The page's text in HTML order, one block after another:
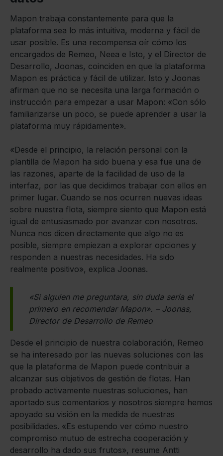
Mapon trabaja constantemente para que la
plataforma sea lo más intuitiva, moderna y fácil de
usar posible. Es una recompensa oír cómo los
encargados de Remeo, Neea e Isto, y el Director de
Desarrollo, Joonas, coinciden en que la plataforma
Mapon es práctica y fácil de utilizar. Isto y Joonas
afirman que no se necesita una larga formación o
instrucción para empezar a usar Mapon: «Con sólo
familiarizarse un poco, se puede aprender a usar la
plataforma muy rápidamente».
«Desde el principio, la relación personal con la
plantilla de Mapon ha sido buena y esa fue una de
las razones, aparte de la facilidad de uso de la
interfaz, por las que decidimos trabajar con ellos en
primer lugar. Cuando se nos ocurren nuevas ideas
sobre nuestra flota, siempre siento que Mapon está
igual de entusiasmado por avanzar con nosotros.
Nunca nos dicen directamente que algo no es
posible, siempre empiezan a explorar opciones y
responden a nuestras necesidades. Ha sido
realmente positivo», explica Joonas.
«Si alguien me preguntara, sin duda sería el
primero en recomendar Mapon». – Joonas,
Director de Desarrollo de Remeo
Desde el principio de nuestra colaboración, Remeo
se ha interesado por las nuevas soluciones con las
que la plataforma de Mapon puede contribuir a
alcanzar sus objetivos de gestión de flotas. Han
probado activamente nuestras soluciones, han
aportado sus comentarios y nosotros siempre hemos
apoyado su visión en la medida de nuestras
posibilidades. «Es estupendo ver cómo nuestro
compromiso mutuo de estrecha cooperación y
desarrollo ha dado sus frutos», resume Antti